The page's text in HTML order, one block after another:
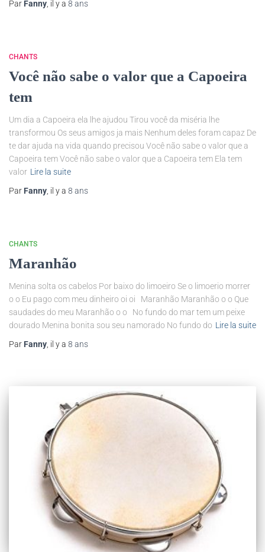
Par Fanny , il y a 8 ans
CHANTS
Você não sabe o valor que a Capoeira
tem
Um dia a Capoeira ela lhe ajudou Tirou você da miséria lhe
transformou Os seus amigos ja mais Nenhum deles foram capaz De
te dar ajuda na vida quando precisou Você não sabe o valor que a
Capoeira tem Você não sabe o valor que a Capoeira tem Ela tem
valor Lire la suite
Par Fanny , il y a 8 ans
CHANTS
Maranhão
Menina solta os cabelos Por baixo do limoeiro Se o limoerio morrer
o o Eu pago com meu dinheiro oi oi Maranhão Maranhão o o Que
saudades do meu Maranhão o o No fundo do mar tem um peixe
dourado Menina bonita sou seu namorado No fundo do Lire la suite
Par Fanny , il y a 8 ans